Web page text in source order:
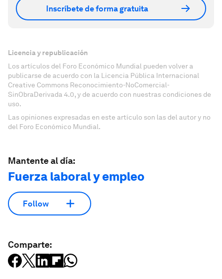
Inscríbete de forma gratuita
Licencia y republicación
Los artículos del Foro Económico Mundial pueden volver a
publicarse de acuerdo con la Licencia Pública Internacional
Creative Commons Reconocimiento-NoComercial-
SinObraDerivada 4.0, y de acuerdo con nuestras condiciones de
uso.
Las opiniones expresadas en este artículo son las del autor y no
del Foro Económico Mundial.
Mantente al día:
Fuerza laboral y empleo
Follow
Comparte: